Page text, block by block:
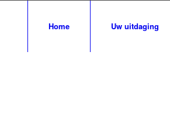
Home Uw uitdaging